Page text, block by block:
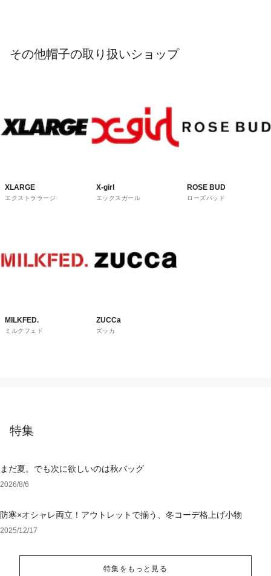
その他帽子の取り扱いショップ
XLARGE
エクストララージ
X-girl
エックスガール
ROSE BUD
ローズバッド
MILKFED.
ミルクフェド
ZUCCa
ズッカ
特集
まだ夏。でも次に欲しいのは秋バッグ
2026/8/6
防寒×オシャレ両立！アウトレットで揃う、冬コーデ格上げ小物
2025/12/17
特集をもっと見る